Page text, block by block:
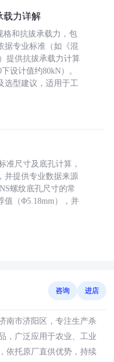
载力详解
格和抗拔承载力，包
据专业标准（如《混
提供抗拔承载力计算
设计值约80kN）。
选型建议，适用于工
准尺寸及底孔计算，
并提供专业数据来源
螺纹底孔尺寸的常
值（Φ5.18mm），并
咨询 进店
南市济阳区，专注生产杀
，广泛应用于农业、工业
依托原厂直供优势，持续